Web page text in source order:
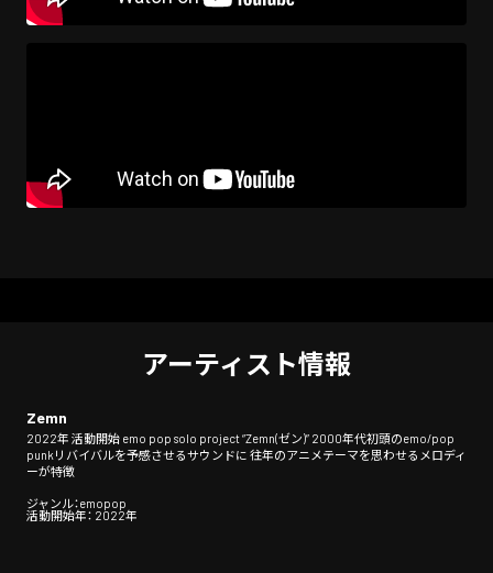
アーティスト情報
Zemn
2022年 活動開始 emo pop solo project “Zemn(ゼン)” 2000年代初頭のemo/pop
punkリバイバルを予感させるサウンドに 往年のアニメテーマを思わせるメロディ
ーが特徴
ジャンル：emopop
活動開始年： 2022年